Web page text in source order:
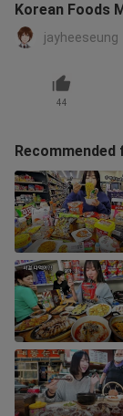
Korean Foods
jayheeseung
44
Recommended